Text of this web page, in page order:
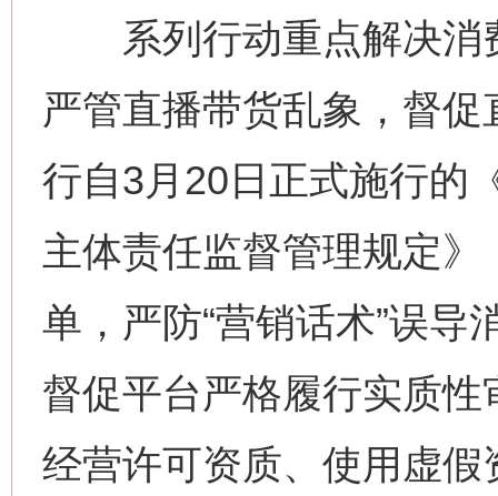
系列行动重点解决消
严管直播带货乱象，督
行自3月20日正式施行的
主体责任监督管理规定
单，严防“营销话术”误导
督促平台严格履行实质
经营许可资质、使用虚